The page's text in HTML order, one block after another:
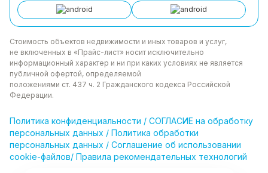
Стоимость объектов недвижимости и иных товаров и услуг,
не включенных в «Прайс-лист» носит исключительно
информационный характер и ни при каких условиях не является
публичной офертой, определяемой
положениями ст. 437 ч. 2 Гражданского кодекса Российской
Федерации.
Политика конфиденциальности / СОГЛАСИЕ на обработку
персональных данных / Политика обработки
персональных данных / Соглашение об использовании
cookie-файлов/ Правила рекомендательных технологий